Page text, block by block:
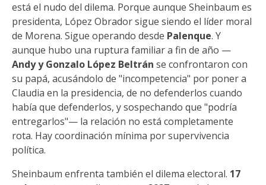
está el nudo del dilema. Porque aunque Sheinbaum es
presidenta, López Obrador sigue siendo el líder moral
de Morena. Sigue operando desde Palenque. Y
aunque hubo una ruptura familiar a fin de año —
Andy y Gonzalo López Beltrán se confrontaron con
su papá, acusándolo de "incompetencia" por poner a
Claudia en la presidencia, de no defenderlos cuando
había que defenderlos, y sospechando que "podría
entregarlos"— la relación no está completamente
rota. Hay coordinación mínima por supervivencia
política.
Sheinbaum enfrenta también el dilema electoral. 17